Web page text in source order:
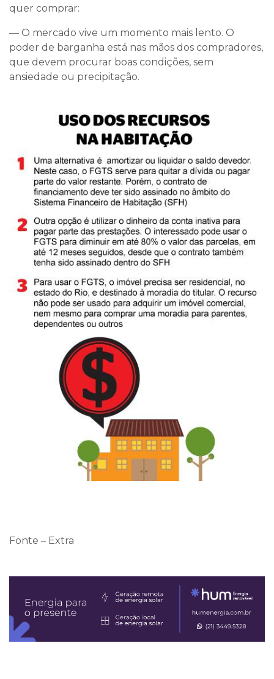
quer comprar:
— O mercado vive um momento mais lento. O
poder de barganha está nas mãos dos compradores,
que devem procurar boas condições, sem
ansiedade ou precipitação.
Fonte – Extra